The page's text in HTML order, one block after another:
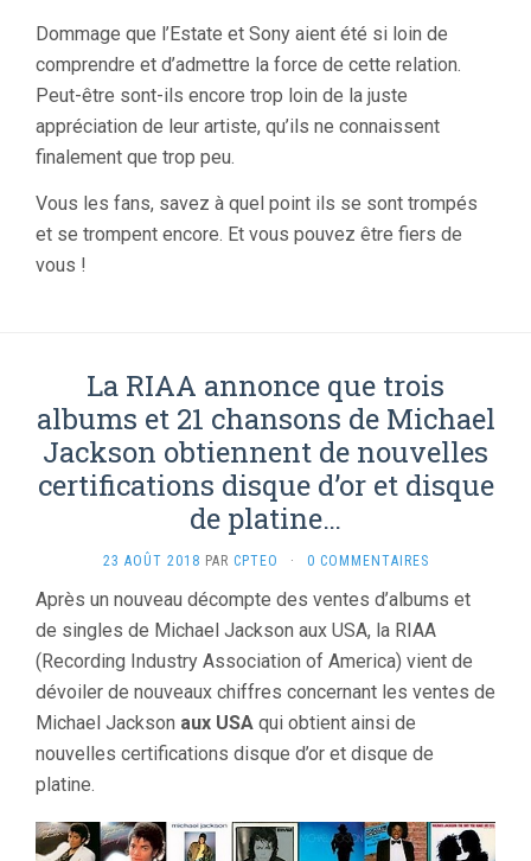
Dommage que l’Estate et Sony aient été si loin de
comprendre et d’admettre la force de cette relation.
Peut-être sont-ils encore trop loin de la juste
appréciation de leur artiste, qu’ils ne connaissent
finalement que trop peu.
Vous les fans, savez à quel point ils se sont trompés
et se trompent encore. Et vous pouvez être fiers de
vous !
La RIAA annonce que trois
albums et 21 chansons de Michael
Jackson obtiennent de nouvelles
certifications disque d’or et disque
de platine…
23 AOÛT 2018 PAR CPTEO · 0 COMMENTAIRES
Après un nouveau décompte des ventes d’albums et
de singles de Michael Jackson aux USA, la RIAA
(Recording Industry Association of America) vient de
dévoiler de nouveaux chiffres concernant les ventes de
Michael Jackson aux USA qui obtient ainsi de
nouvelles certifications disque d’or et disque de
platine.